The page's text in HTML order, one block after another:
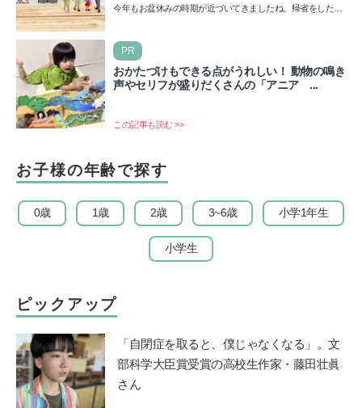
今年もお盆休みの時期が近づいてきましたね。帰省をした
PR
おかたづけもできる点がうれしい！ 動物の鳴き
声やセリフが盛りだくさんの「アニア ...
この記事も読む >>
お子様の年齢で探す
0歳 1歳 2歳 3~6歳 小学1年生
小学生
ピックアップ
「自閉症を取ると、僕じゃなくなる」。文
部科学大臣賞受賞の高校生作家・藤田壮眞
さん